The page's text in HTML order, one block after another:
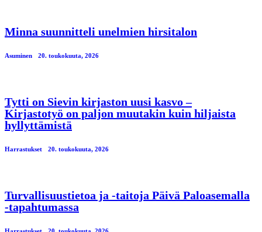
Minna suunnitteli unelmien hirsitalon
Asuminen 20. toukokuuta, 2026
Tytti on Sievin kirjaston uusi kasvo –
Kirjastotyö on paljon muutakin kuin hiljaista
hyllyttämistä
Harrastukset 20. toukokuuta, 2026
Turvallisuustietoa ja -taitoja Päivä Paloasemalla
-tapahtumassa